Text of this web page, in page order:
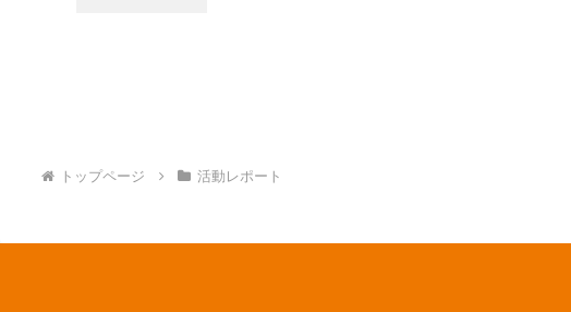
トップページ 活動レポート